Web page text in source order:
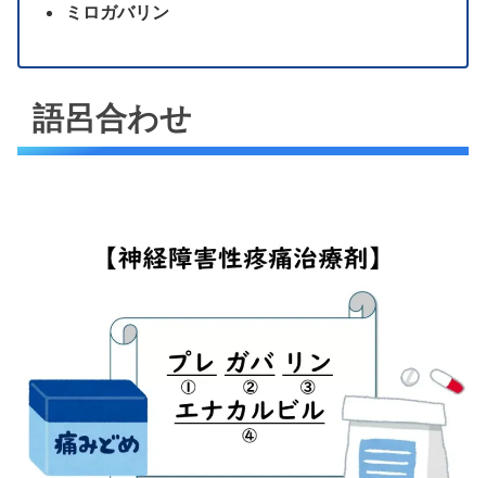
ミロガバリン
語呂合わせ